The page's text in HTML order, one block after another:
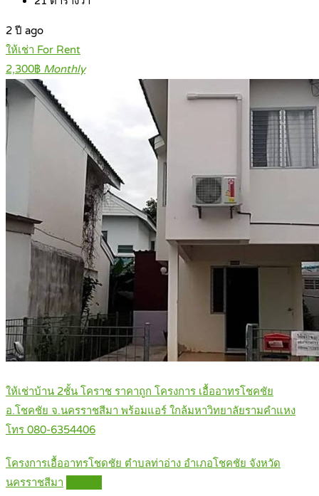
2 ปี ago
ให้เช่า For Rent
2,300฿ Monthly
ให้เช่าบ้าน 2ชั้น โคราช ราคาถูก โครงการ เอื้ออาทรโชคชัย
อ.โชคชัย จ.นครราชสีมา พร้อมแอร์ ใกล้มหาวิทยาลัยรามคำแหง
โทร 080-6354406
โครงการเอื้ออาทรโชดชัย ตำบลท่าอ่าง อำเภอโชคชัย จังหวัด
นครราชสีมา